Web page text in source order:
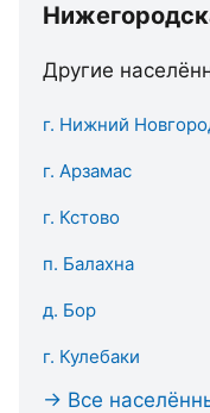
Другие
г. Нижний
г. Арзамас
г. Кстово
п. Балахна
д. Бор
г. Кулебаки
→ Все